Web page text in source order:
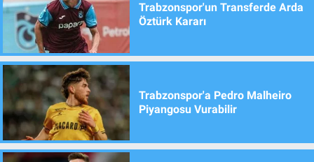
Trabzonspor'un Transferde Arda
Öztürk Kararı
Trabzonspor'a Pedro Malheiro
Piyangosu Vurabilir